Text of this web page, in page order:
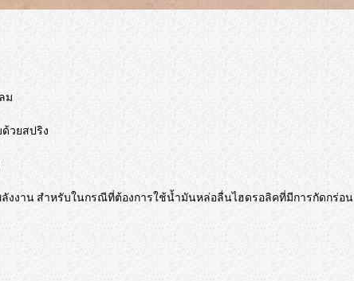
ม
วยสปริง
งงาน สำหรับในกรณีที่ต้องการใช้น้ำมันหล่อลื่นไฮดรอลิคที่มีการกัดกร่อน